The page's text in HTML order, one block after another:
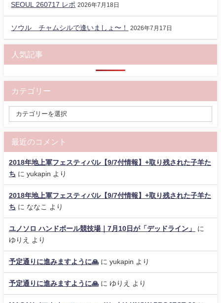
SEOUL 260717 レポ 2026年7月18日
ソウル チャムシルで逢いましょ〜！ 2026年7月17日
人気記事
カテゴリー
最近のコメント
2018年地上軍フェスティバル【9/7付情報】+取り残された子羊た
ち に yukapin より
2018年地上軍フェスティバル【9/7付情報】+取り残された子羊た
ち に ななこ より
ユノソロ ハンドボール競技場｜7月10日が「デッドライン」
に
ゆりえ
より
予定通りに進みますように🙏 に yukapin より
予定通りに進みますように🙏 に ゆりえ より